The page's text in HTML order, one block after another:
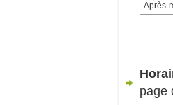
Après-
page